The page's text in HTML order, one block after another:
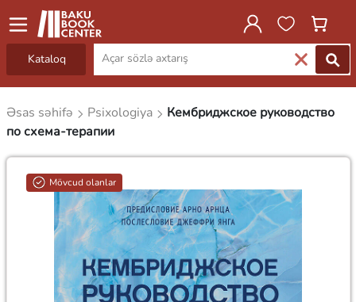
Kataloq
Əsas səhifə Psixologiya
Кембриджское руководство
по схема-терапии
Mövcud olanlar